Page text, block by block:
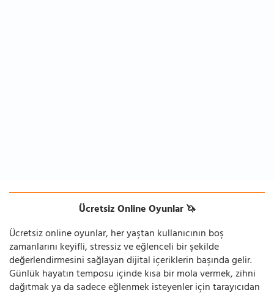
Ücretsiz Online Oyunlar 🦄
Ücretsiz online oyunlar, her yaştan kullanıcının boş
zamanlarını keyifli, stressiz ve eğlenceli bir şekilde
değerlendirmesini sağlayan dijital içeriklerin başında gelir.
Günlük hayatın temposu içinde kısa bir mola vermek, zihni
dağıtmak ya da sadece eğlenmek isteyenler için tarayıcıdan